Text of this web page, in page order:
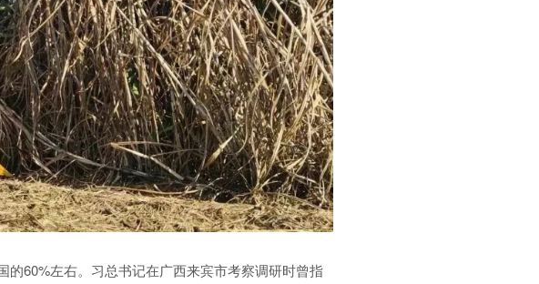
60%左右。习总书记在广西来宾市考察调研时曾指